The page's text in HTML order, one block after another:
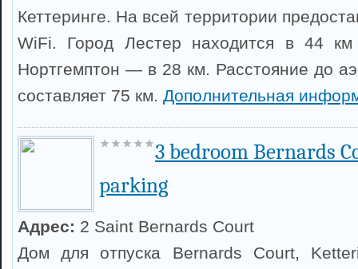
Кеттеринге. На всей территории
WiFi. Город Лестер находится в 44
Нортгемптон — в 28 км. Расстояние до
составляет 75 км. Дополнительная
3 bedroom Bernards
parking
Адрес: 2 Saint Bernards Court
Дом для отпуска Bernards Court,